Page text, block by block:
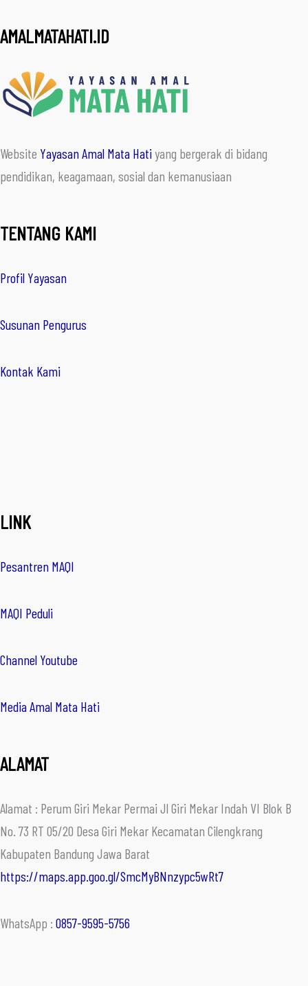
AMALMATAHATI.ID
Website Yayasan Amal Mata Hatiyang bergerak di bidang
pendidikan, keagamaan, sosial dan kemanusiaan
TENTANG KAMI
Profil Yayasan
Susunan Pengurus
Kontak Kami
LINK
Pesantren MAQI
MAQI Peduli
Channel Youtube
Media Amal Mata Hati
ALAMAT
Alamat : Perum Giri Mekar Permai Jl Giri Mekar Indah VI Blok B
No. 73 RT 05/20 Desa Giri Mekar Kecamatan Cilengkrang
Kabupaten Bandung Jawa Barat
https://maps.app.goo.gl/SmcMyBNnzypc5wRt7
WhatsApp : 0857-9595-5756